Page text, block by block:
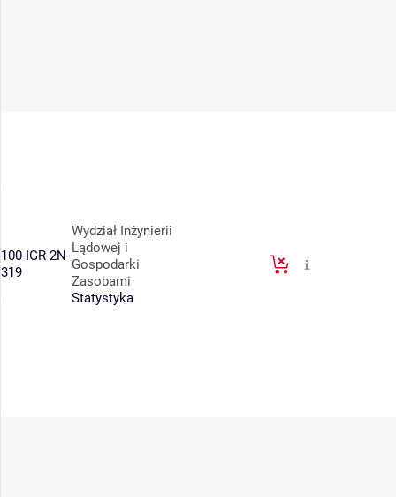
100-IGR-2N-
319
Wydział Inżynierii
Lądowej i
Gospodarki
Zasobami
Statystyka